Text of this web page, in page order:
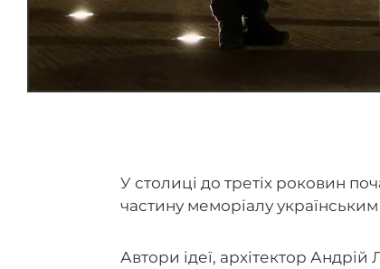
У столиці до третіх роковин
частину меморіалу
Автори ідеї, архітектор